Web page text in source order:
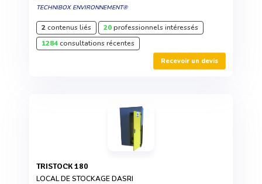
TECHNIBOX ENVIRONNEMENT®
2contenus liés 20professionnels intéressés
1284consultations récentes
Recevoir un devis
TRISTOCK 180
LOCAL DE STOCKAGE DASRI